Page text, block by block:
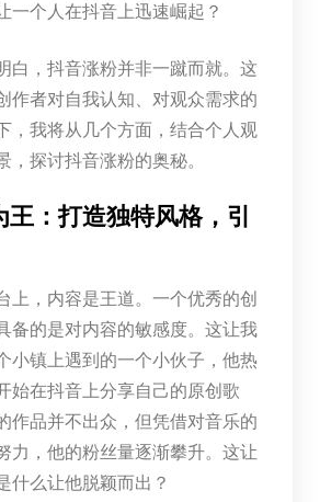
一个人在抖音上迅速崛起？
白，抖音涨粉并非一蹴而就。这
作者对自我认知、对观众需求的
，我将从几个方面，结合个人观
，探讨抖音涨粉的奥秘。
：打造独特风格，引
上，内容是王道。一个优秀的创
备的是对内容的敏感度。这让我
小镇上遇到的一个小伙子，他热
始在抖音上分享自己的原创歌
作品并不出众，但凭借对音乐的
力，他的粉丝量逐渐攀升。这让
什么让他脱颖而出？